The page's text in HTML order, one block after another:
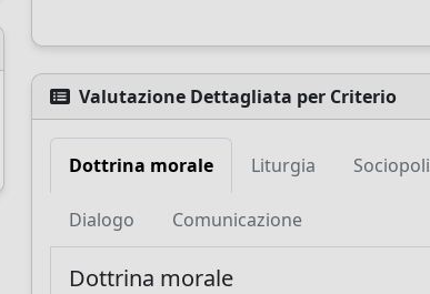
Valutazione Dettagliata per Criterio
Dottrina morale Liturgia
Dialogo Comunicazione
Dottrina morale
Sostieni CatéGPT